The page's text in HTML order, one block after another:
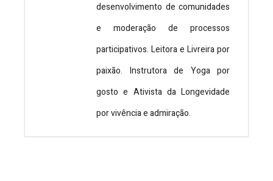
desenvolvimento de comunidades
e moderação de processos
participativos. Leitora e Livreira por
paixão. Instrutora de Yoga por
gosto e Ativista da Longevidade
por vivência e admiração.